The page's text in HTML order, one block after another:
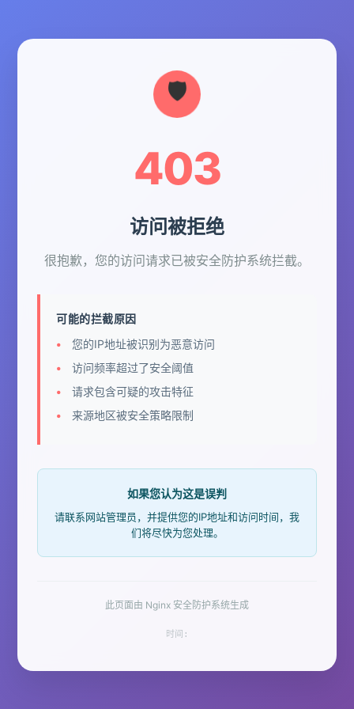
403
访问被拒绝
很抱歉，您的访问请求已被安全防护系统拦截。
可能的拦截原因
您的IP地址被识别为恶意访问
访问频率超过了安全阈值
请求包含可疑的攻击特征
来源地区被安全策略限制
如果您认为这是误判
请联系网站管理员，并提供您的IP地址和访问时间，我
们将尽快为您处理。
此页面由 Nginx 安全防护系统生成
时间: